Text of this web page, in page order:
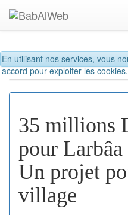
En utilisant nos services, vous
accord pour exploiter les
35 millions
pour
Un projet
village